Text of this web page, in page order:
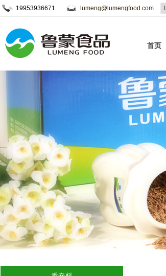
19953936671 lumeng@lumengfood.com
首页